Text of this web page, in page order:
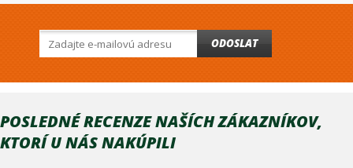
ODOSLAT
POSLEDNÉ RECENZE NAŠÍCH ZÁKAZNÍKOV,
KTORÍ U NÁS NAKÚPILI